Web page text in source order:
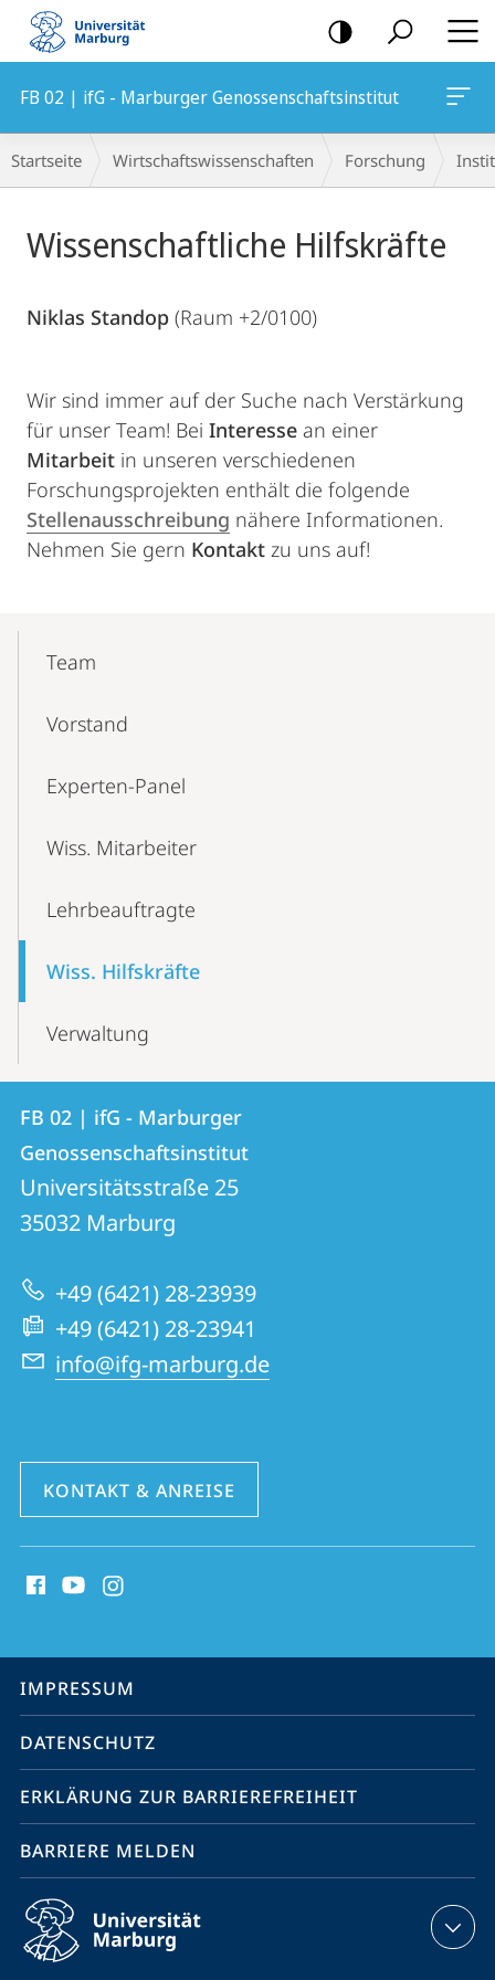
Mobile-
Navigation
FB 02 | ifG - Marburger Genossenschaftsinstitut
Breadcrumb-
Navigation
Startseite Wirtschaftswissenschaften Forschung
Wissenschaftliche Hilfskräfte
Niklas Standop (Raum +2/0100)
Wir sind immer auf der Suche nach Verstärkung
für unser Team! Bei Interesse an einer
Mitarbeit in unseren verschiedenen
Forschungsprojekten enthält die folgende
Stellenausschreibung nähere Informationen.
Nehmen Sie gern Kontakt zu uns auf!
Navigation
Team
Vorstand
Experten-Panel
Wiss. Mitarbeiter
Lehrbeauftragte
Wiss. Hilfskräfte
Verwaltung
Kontakt
und
Informationen
zur
Website
Kontaktinformationen
FB
02
|
-
Marburger
Genossenschaftsinstitut
FB 02 | ifG - Marburger
Genossenschaftsinstitut
Universitätsstraße 25
35032 Marburg
+49 (6421) 28-23939
+49 (6421) 28-23941
info@ifg-marburg.de
KONTAKT & ANREISE
Media
Service-
Navigation
IMPRESSUM
DATENSCHUTZ
ERKLÄRUNG ZUR BARRIEREFREIHEIT
BARRIERE MELDEN